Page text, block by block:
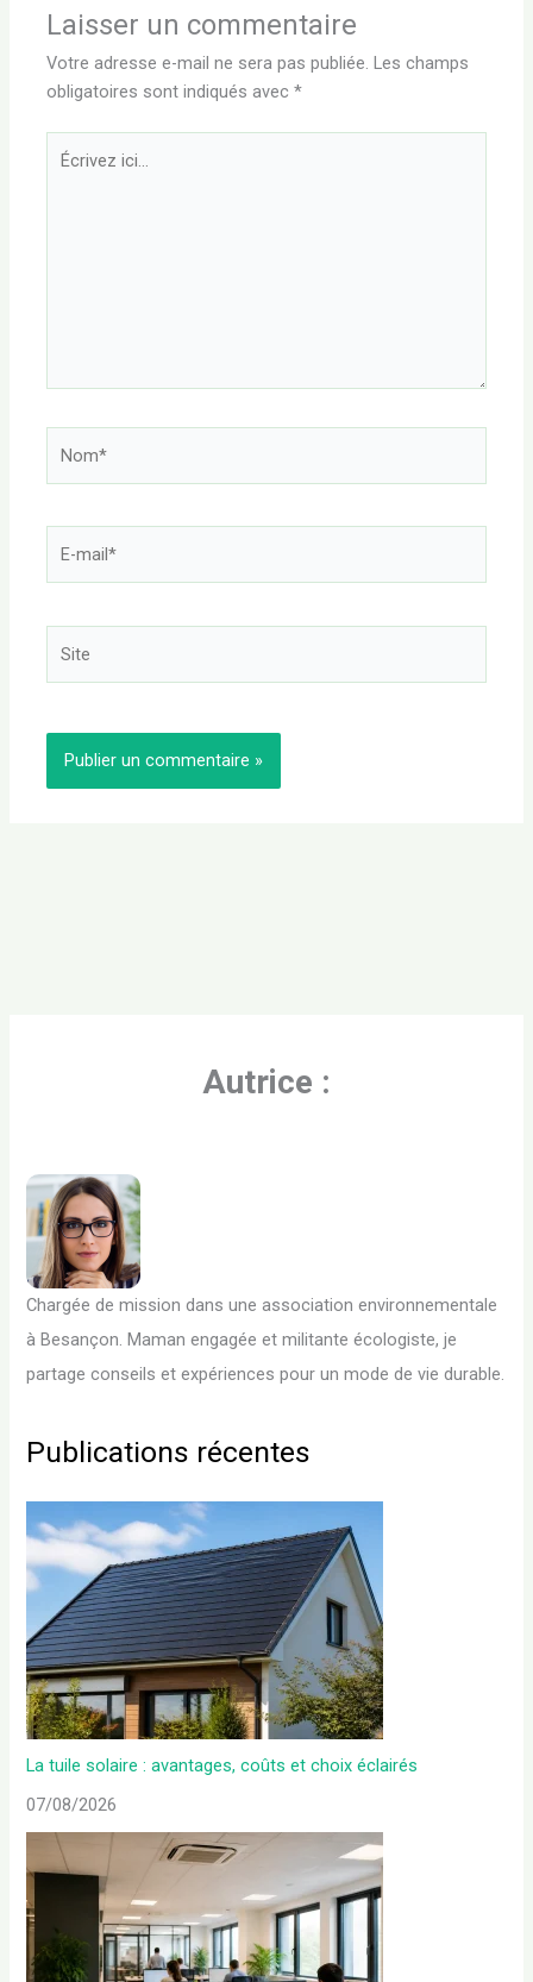
Laisser un commentaire
Votre adresse e-mail ne sera pas publiée. Les champs
obligatoires sont indiqués avec*
Écrivez
Autrice :
Chargée de mission dans une association environnementale
à Besançon. Maman engagée et militante écologiste, je
partage conseils et expériences pour un mode de vie durable.
Publications récentes
La tuile solaire : avantages, coûts et choix éclairés
07/08/2026